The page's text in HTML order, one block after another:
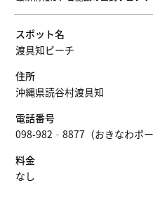
スポット名
渡具知ビーチ
住所
沖縄県読谷村渡具知
電話番号
098-982‐8877（おきなわポー
料金
なし